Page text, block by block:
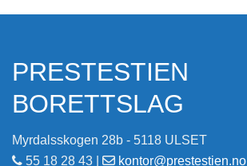
PRESTESTIEN
BORETTSLAG
Myrdalsskogen 28b - 5118 ULSET
55 18 28 43 |
kontor@prestestien.no